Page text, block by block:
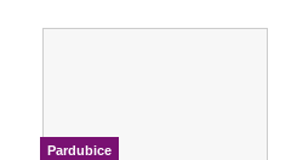
Pardubice